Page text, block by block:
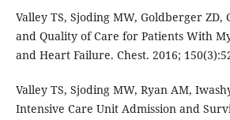
Valley TS, Sjoding MW, Goldberger ZD,
and Quality of Care for Patients With
and Heart Failure. Chest. 2016;
Valley TS, Sjoding MW, Ryan AM,
Intensive Care Unit Admission and